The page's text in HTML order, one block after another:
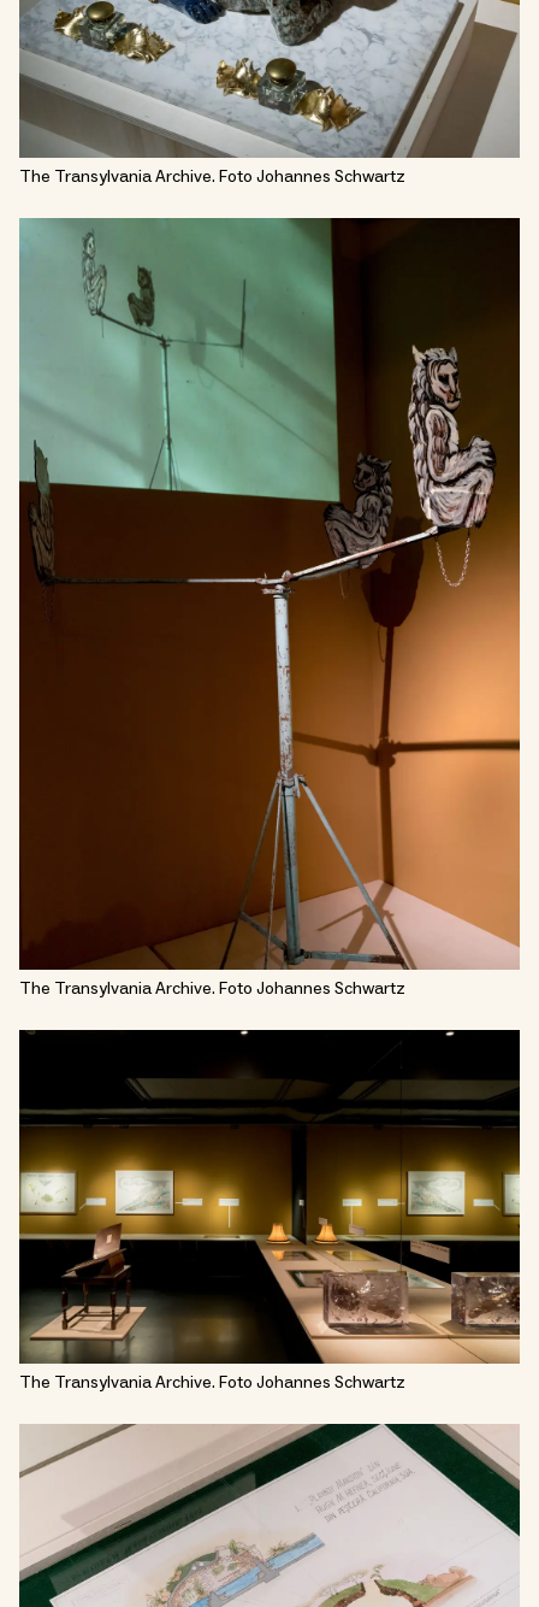
The Transylvania Archive. Foto Johannes Schwartz
The Transylvania Archive. Foto Johannes Schwartz
The Transylvania Archive. Foto Johannes Schwartz